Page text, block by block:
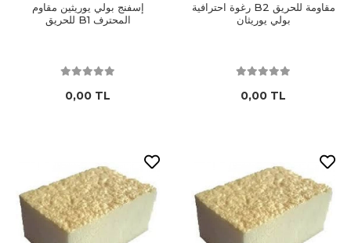
إسفنج بولي يوريثين مقاوم
للحريق B1 المحترف
0,00 TL
رغوة احترافية B2 مقاومة للحريق
بولي يوريثان
0,00 TL